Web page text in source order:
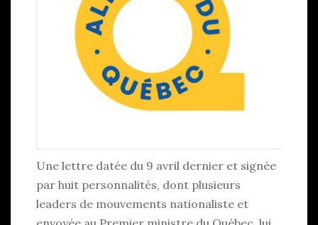
Une lettre datée du 9 avril dernier et signée
par huit personnalités, dont plusieurs
leaders de mouvements nationaliste et